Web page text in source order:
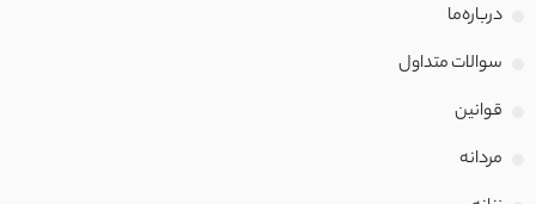
درباره‌ما
سوالات متداول
قوانین
مردانه